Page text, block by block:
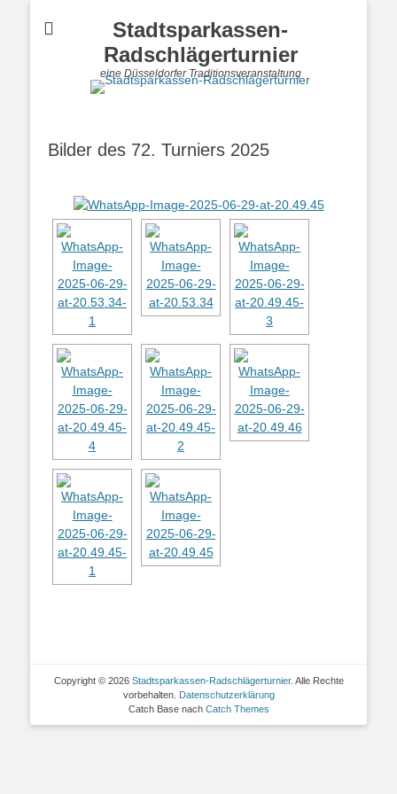
Stadtsparkassen-
Radschlägerturnier
eine Düsseldorfer Traditionsveranstaltung
Bilder des 72. Turniers 2025
Copyright © 2026 Stadtsparkassen-Radschlägerturnier. Alle Rechte
vorbehalten. Datenschutzerklärung
Catch Base nach Catch Themes